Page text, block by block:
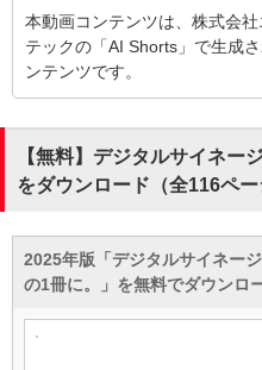
病院やクリニックでは、デジタ
ジが患者への情報提供に大き
ます。受付での案内や待ち時間
療内容の紹介など多様な用途で
また、大塚商会の広告宣伝部
ド管理を活用し、PR映像の更
ケジュールまで一元管理を実現
削減され、効率的な運用が可
ます。このような事例は、デジ
ージがもたらす業務効率化と顧
上の可能性を示しています。
本動画コンテンツは、株式会
テックの「AI Shorts」で生成
ンテンツです。
【無料】デジタルサイネー
をダウンロード（全116ペー
2025年版「デジタルサイネー
の1冊に。」を無料でダウンロ